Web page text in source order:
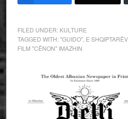
FILED UNDER: KULTURE
TAGGED WITH:"GUIDO", E
FILM "CËNON" IMAZHIN